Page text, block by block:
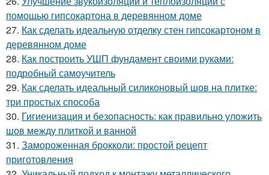
помощью гипсокартона в деревянном доме
27. Как сделать идеальную отделку стен гипсокартоном в
деревянном доме
28. Как построить УШП фундамент своими руками:
подробный самоучитель
29. Как сделать идеальный силиконовый шов на плитке:
три простых способа
30. Гигиенизация и безопасность: как правильно уложить
шов между плиткой и ванной
31. Замороженная брокколи: простой рецепт
приготовления